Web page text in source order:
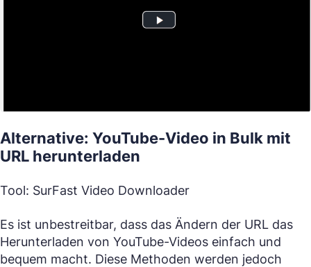
Alternative: YouTube-Video in Bulk mit
URL herunterladen
Tool: SurFast Video Downloader
Es ist unbestreitbar, dass das Ändern der URL das
Herunterladen von YouTube-Videos einfach und
bequem macht. Diese Methoden werden jedoch